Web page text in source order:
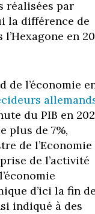
réalisées par
la différence de
en
de l’économie
du PIB en
plus de 7%,
de l’Economie
de l’activité
d’ici la fin de
indiqué à des